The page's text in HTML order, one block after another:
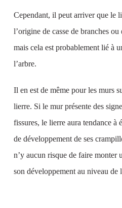
Cependant, il peut arriver que le
l’origine de casse de branches
mais cela est probablement lié à
l’arbre.
Il en est de même pour les murs
lierre. Si le mur présente des
fissures, le lierre aura tendance à
de développement de ses
n’y aucun risque de faire monter
son développement au niveau de